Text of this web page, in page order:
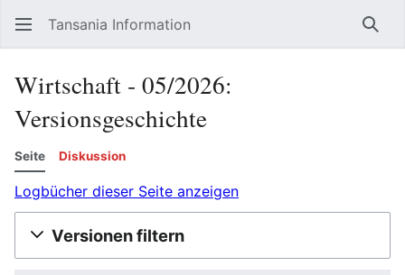
Tansania Information
Wirtschaft ‐ 05/2026:
Versionsgeschichte
Seite Diskussion
Logbücher dieser Seite anzeigen
Versionen filtern